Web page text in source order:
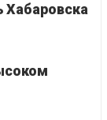
Хабаровска